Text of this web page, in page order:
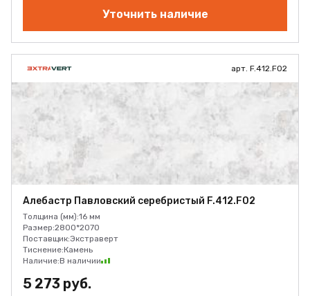
Уточнить наличие
арт. F.412.F02
Алебастр Павловский серебристый F.412.F02
Толщина (мм):16 мм
Размер:2800*2070
Поставщик:Экстраверт
Тиснение:Камень
Наличие:В наличии
5 273 руб.